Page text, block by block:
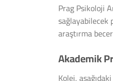
Prag Psikoloji
araştırma
Akademik